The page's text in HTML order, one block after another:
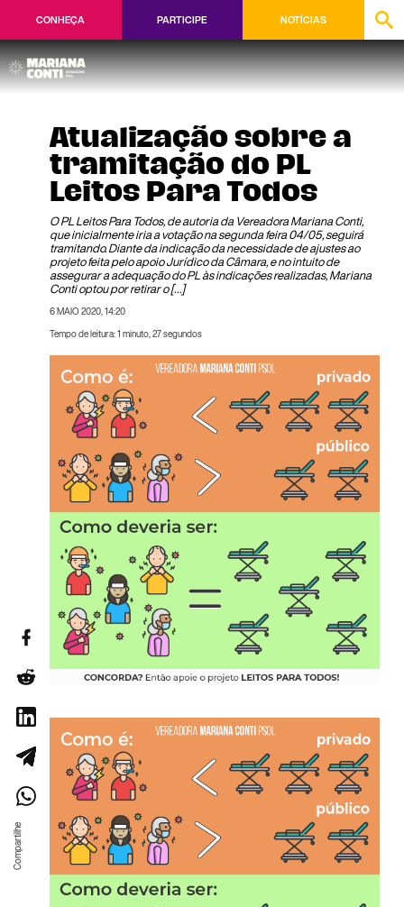
CONHEÇA PARTICIPE NOTÍCIAS
Atualização sobre a
tramitação do PL
Leitos Para Todos
O PL Leitos Para Todos, de autoria da Vereadora Mariana Conti,
que inicialmente iria a votação na segunda feira 04/05, seguirá
tramitando. Diante da indicação da necessidade de ajustes ao
projeto feita pelo apoio Jurídico da Câmara, e no intuito de
assegurar a adequação do PL às indicações realizadas, Mariana
Conti optou por retirar o […]
6 MAIO 2020, 14:20
Tempo de leitura: 1 minuto, 27 segundos